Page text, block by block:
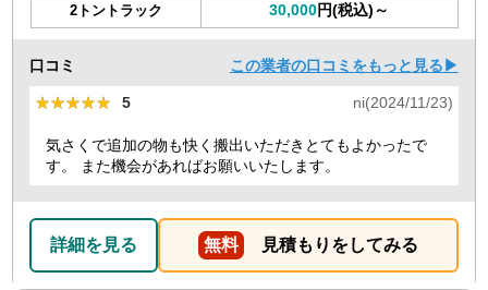
2トントラック 30,000円(税込)～
口コミ この業者の口コミをもっと見る▶
★★★★★
★★★★★ 5 ni(2024/11/23)
気さくで追加の物も快く搬出いただきとてもよかったで
す。 また機会があればお願いいたします。
詳細を見る 無料 見積もりをしてみる